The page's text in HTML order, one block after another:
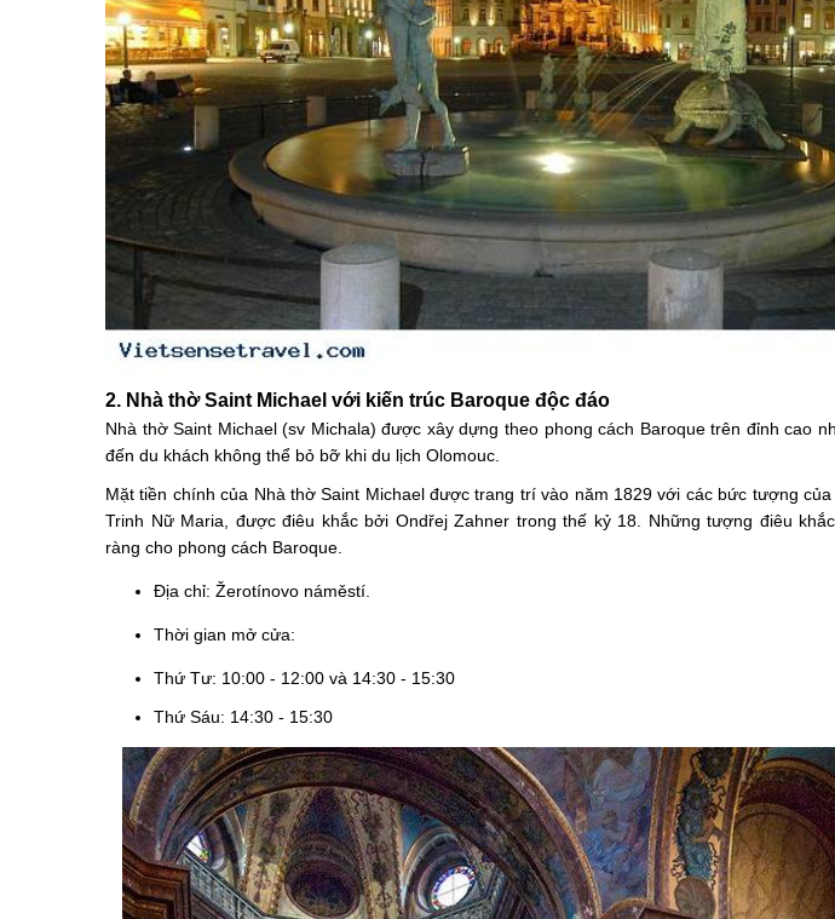
2. Nhà thờ Saint Michael với kiến trúc Baroque độc đáo
Nhà thờ Saint Michael (sv Michala) được xây dựng theo phong cách Baroque trên đỉnh cao
đến du khách không thể bỏ bỡ khi du lịch Olomouc.
Mặt tiền chính của Nhà thờ Saint Michael được trang trí vào năm 1829 với các bức tượng
Trinh Nữ Maria, được điêu khắc bởi Ondřej Zahner trong thế kỷ 18. Những tượng điêu
ràng cho phong cách Baroque.
Địa chỉ: Žerotínovo náměstí.
Thời gian mở cửa:
Thứ Tư: 10:00 - 12:00 và 14:30 - 15:30
Thứ Sáu: 14:30 - 15:30